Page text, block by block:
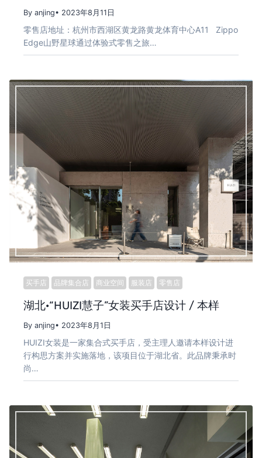
By anjing• 2023年8月11日
零售店地址：杭州市西湖区黄龙路黄龙体育中心A11 Zippo
Edge山野星球通过体验式零售之旅…
买手店 品牌集合店 商业空间 服装店 零售店
湖北·“HUIZI慧子”女装买手店设计 / 本样
By anjing• 2023年8月1日
HUIZI女装是一家集合式买手店，受主理人邀请本样设计进
行构思方案并实施落地，该项目位于湖北省。此品牌秉承时
尚…